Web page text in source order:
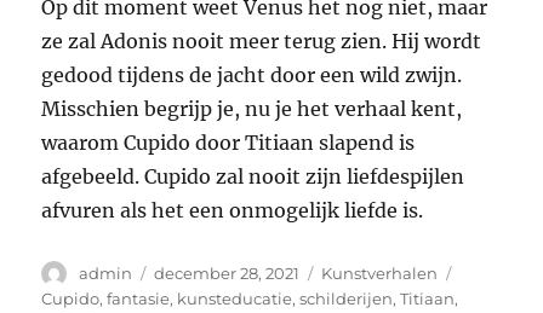
Op dit moment weet Venus het nog niet, maar
ze zal Adonis nooit meer terug zien. Hij wordt
gedood tijdens de jacht door een wild zwijn.
Misschien begrijp je, nu je het verhaal kent,
waarom Cupido door Titiaan slapend is
afgebeeld. Cupido zal nooit zijn liefdespijlen
afvuren als het een onmogelijk liefde is.
Auteur
admin
Geplaatst
op
december 28, 2021 Categorieën
Kunstverhalen
Cupido,fantasie, kunsteducatie,schilderijen,Titiaan,